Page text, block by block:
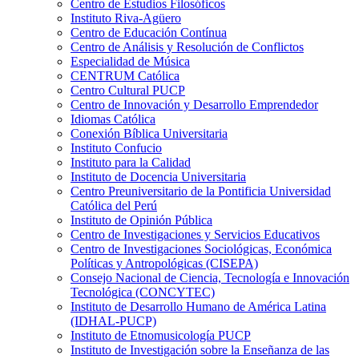
Centro de Estudios Filosóficos
Instituto Riva-Agüero
Centro de Educación Contínua
Centro de Análisis y Resolución de Conflictos
Especialidad de Música
CENTRUM Católica
Centro Cultural PUCP
Centro de Innovación y Desarrollo Emprendedor
Idiomas Católica
Conexión Bíblica Universitaria
Instituto Confucio
Instituto para la Calidad
Instituto de Docencia Universitaria
Centro Preuniversitario de la Pontificia Universidad
Católica del Perú
Instituto de Opinión Pública
Centro de Investigaciones y Servicios Educativos
Centro de Investigaciones Sociológicas, Económica
Políticas y Antropológicas (CISEPA)
Consejo Nacional de Ciencia, Tecnología e Innovación
Tecnológica (CONCYTEC)
Instituto de Desarrollo Humano de América Latina
(IDHAL-PUCP)
Instituto de Etnomusicología PUCP
Instituto de Investigación sobre la Enseñanza de las